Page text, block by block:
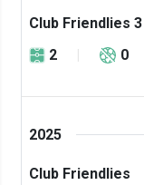
Club Friendlies 3
2
0
2025
Club Friendlies